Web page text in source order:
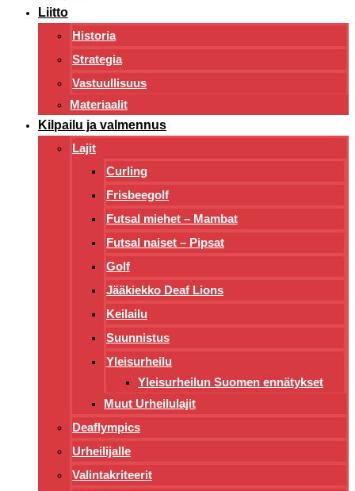
Liitto
Historia
Strategia
Vastuullisuus
Materiaalit
Kilpailu ja valmennus
Lajit
Curling
Frisbeegolf
Futsal miehet – Mambat
Futsal naiset – Pipsat
Golf
Jääkiekko Deaf Lions
Keilailu
Suunnistus
Yleisurheilu
Yleisurheilun Suomen ennätykset
Muut Urheilulajit
Deaflympics
Urheilijalle
Valintakriteerit